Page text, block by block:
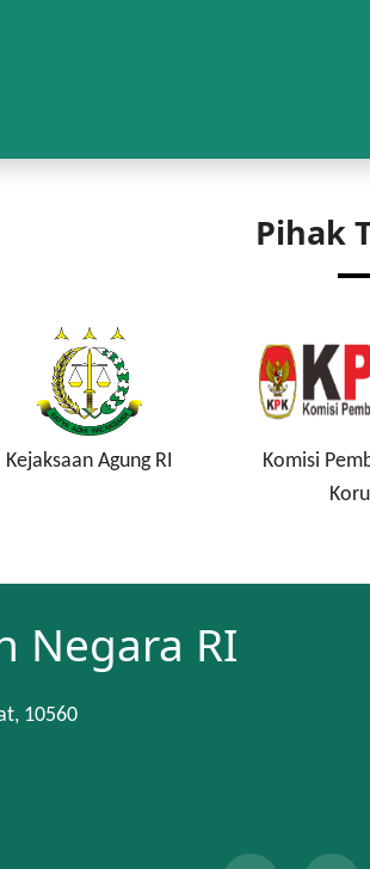
Pihak
Kejaksaan Agung RI
Komisi
Negara RI
10560